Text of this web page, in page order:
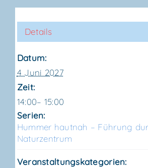
Details
Datum:
4 Juni 2027
Zeit:
14:00– 15:00
Serien:
Hum­mer haut­nah – Füh­rung
Naturzentrum
Veranstaltungskategorien: